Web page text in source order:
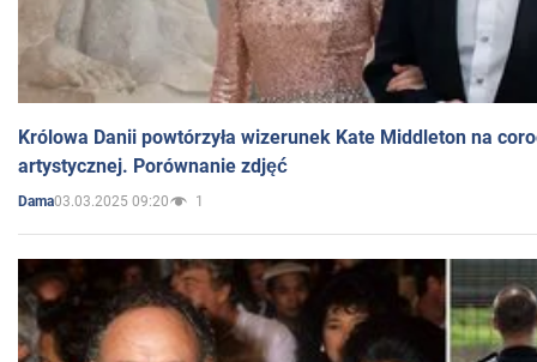
Królowa Danii powtórzyła wizerunek Kate Middleton na
artystycznej. Porównanie zdjęć
Dama03.03.2025 09:20 1